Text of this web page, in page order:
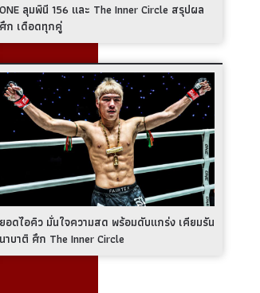
ONE ลุมพินี 156 และ The Inner Circle สรุปผล
ศึก เดือดทุกคู่
ยอดไอคิว มั่นใจความสด พร้อมดับแกร่ง เคียมรัน
นาบาติ ศึก The Inner Circle